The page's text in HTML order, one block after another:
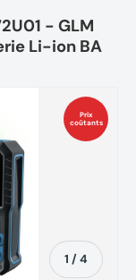
- GLM
Li-ion BA
Prix
coûtants
1 /de
4